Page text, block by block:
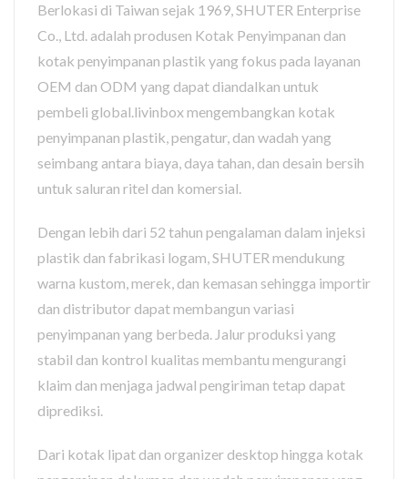
Berlokasi di Taiwan sejak 1969, SHUTER Enterprise
Co., Ltd. adalah produsen Kotak Penyimpanan dan
kotak penyimpanan plastik yang fokus pada layanan
OEM dan ODM yang dapat diandalkan untuk
pembeli global.livinbox mengembangkan kotak
penyimpanan plastik, pengatur, dan wadah yang
seimbang antara biaya, daya tahan, dan desain bersih
untuk saluran ritel dan komersial.
Dengan lebih dari 52 tahun pengalaman dalam injeksi
plastik dan fabrikasi logam, SHUTER mendukung
warna kustom, merek, dan kemasan sehingga importir
dan distributor dapat membangun variasi
penyimpanan yang berbeda. Jalur produksi yang
stabil dan kontrol kualitas membantu mengurangi
klaim dan menjaga jadwal pengiriman tetap dapat
diprediksi.
Dari kotak lipat dan organizer desktop hingga kotak